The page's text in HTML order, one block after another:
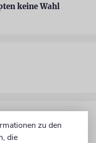
keine Wahl
Nation«zu den
die